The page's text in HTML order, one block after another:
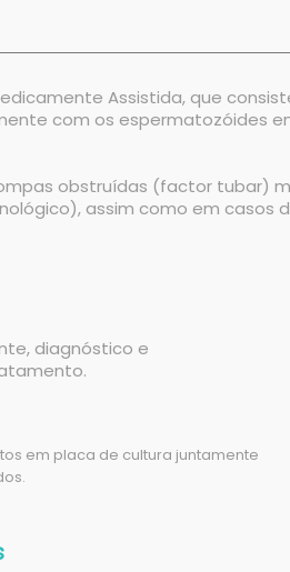
Assistida, que
com os espermatozóides
obstruídas (factor tubar)
assim como em casos
diagnóstico e
em placa de cultura juntamente